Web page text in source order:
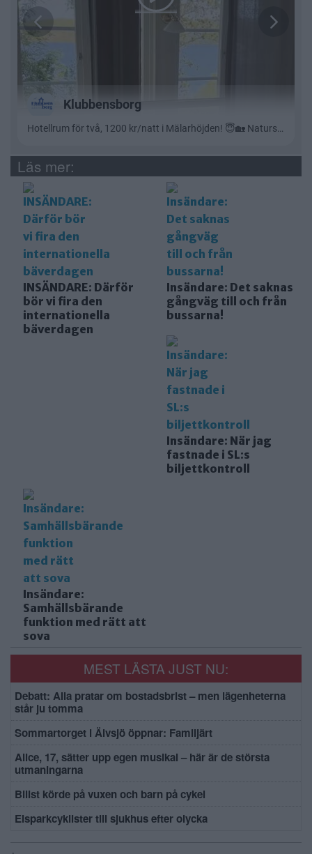
Läs mer:
INSÄNDARE: Därför
bör vi fira den
internationella
bäverdagen
Insändare: Det saknas
gångväg till och från
bussarna!
Insändare: När jag
fastnade i SL:s
biljettkontroll
Insändare:
Samhällsbärande
funktion med rätt att
sova
MEST LÄSTA JUST NU:
Debatt: Alla pratar om bostadsbrist – men lägenheterna
står ju tomma
Sommartorget i Älvsjö öppnar: Familjärt
Alice, 17, sätter upp egen musikal – här är de största
utmaningarna
Bilist körde på vuxen och barn på cykel
Elsparkcyklister till sjukhus efter olycka